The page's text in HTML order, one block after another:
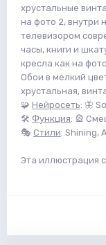
хрустальные
на фото 2, внутри
телевизором
часы, книги и
кресла как на
Обои в мелкий
хрустальная,
🧩 Нейросеть: 🦋
🛠 Функция: 🎡
🎭 Стили: Shining,
Эта иллюстрация